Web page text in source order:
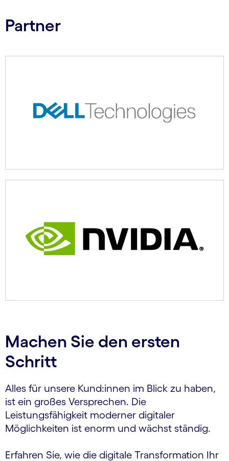
Partner
Machen Sie den ersten
Schritt
Alles für unsere Kund:innen im Blick zu haben,
ist ein großes Versprechen. Die
Leistungsfähigkeit moderner digitaler
Möglichkeiten ist enorm und wächst ständig.
Erfahren Sie, wie die digitale Transformation Ihr